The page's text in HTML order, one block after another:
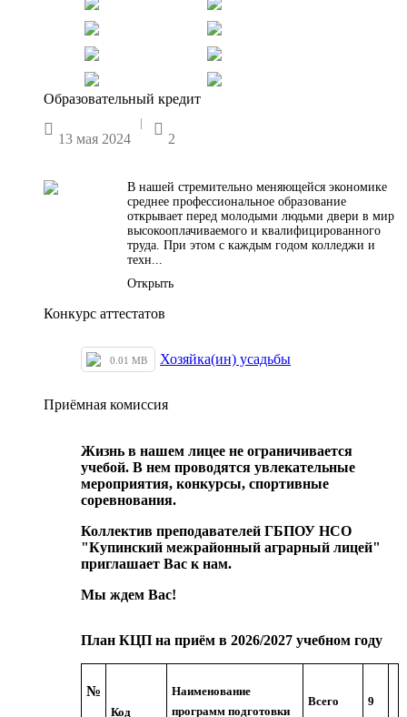
Образовательный кредит

13 мая 2024
| 
2
В нашей стремительно меняющейся экономике
среднее профессиональное образование
открывает перед молодыми людьми двери в мир
высокооплачиваемого и квалифицированного
труда. При этом с каждым годом колледжи и
техн...
Открыть
Конкурс аттестатов
0.01 MB Хозяйка(ин) усадьбы
Приёмная комиссия
Жизнь в нашем лицее не ограничивается
учебой. В нем проводятся увлекательные
мероприятия, конкурсы, спортивные
соревнования.
Коллектив преподавателей ГБПОУ НСО
"Купинский межрайонный аграрный лицей"
приглашает Вас к нам.
Мы ждем Вас!
План КЦП на приём в 2026/2027 учебном году
№
Код
Наименование
программ подготовки
Всего
9